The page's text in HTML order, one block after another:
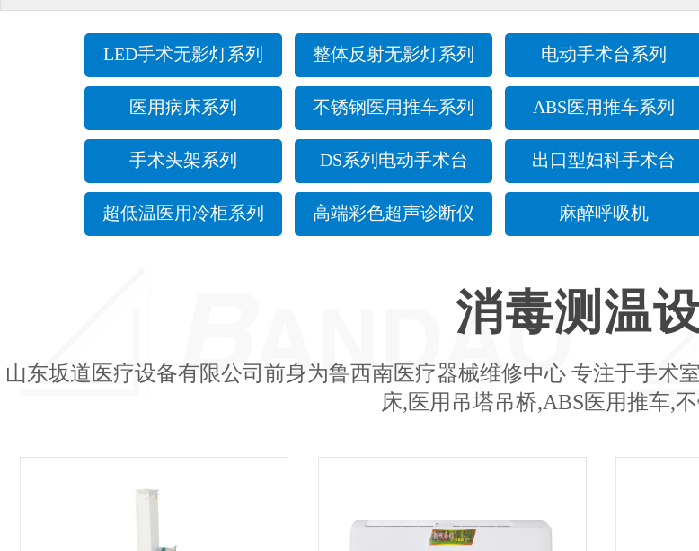
LED手术无影灯系列 整体反射无影灯系列 电动手术台系列
医用病床系列 不锈钢医用推车系列 ABS医用推车系列
手术头架系列 DS系列电动手术台 出口型妇科手术台
超低温医用冷柜系列 高端彩色超声诊断仪 麻醉呼吸机
消毒测温
山东坂道医疗设备有限公司前身为鲁西南医疗器械维修中心 专注于手术
床,医用吊塔吊桥,ABS医用推车,不